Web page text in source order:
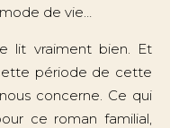
de vie…
lit vraiment bien. Et
période de cette
concerne. Ce qui
ce roman familial,